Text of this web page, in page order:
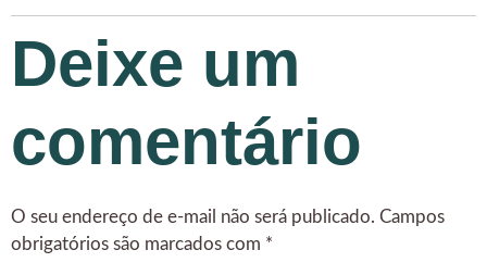
Deixe um
comentário
O seu endereço de e-mail não será publicado. Campos
obrigatórios são marcados com *